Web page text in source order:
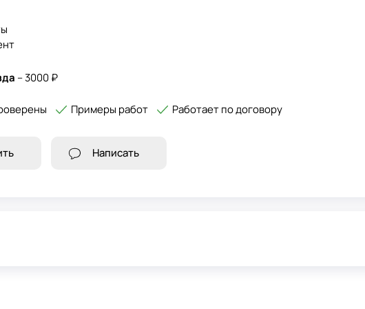
– 3000 ₽
Примеры работ Работает по договору
Написать